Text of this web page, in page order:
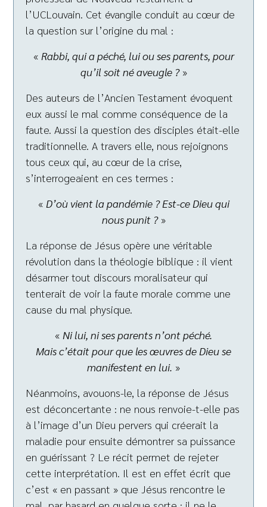
l’UCLouvain. Cet évangile conduit au cœur de
la question sur l’origine du mal :
« Rabbi, qui a péché, lui ou ses parents, pour
qu’il soit né aveugle ?»
Des auteurs de l’Ancien Testament évoquent
eux aussi le mal comme conséquence de la
faute. Aussi la question des disciples était-elle
traditionnelle. A travers elle, nous rejoignons
tous ceux qui, au cœur de la crise,
s’interrogeaient en ces termes :
« D’où vient la pandémie ? Est-ce Dieu qui
nous punit ?»
La réponse de Jésus opère une véritable
révolution dans la théologie biblique : il vient
désarmer tout discours moralisateur qui
tenterait de voir la faute morale comme une
cause du mal physique.
« Ni lui, ni ses parents n’ont péché.
Mais c’était pour que les œuvres de Dieu se
manifestent en lui. »
Néanmoins, avouons-le, la réponse de Jésus
est déconcertante : ne nous renvoie-t-elle pas
à l’image d’un Dieu pervers qui créerait la
maladie pour ensuite démontrer sa puissance
en guérissant ? Le récit permet de rejeter
cette interprétation. Il est en effet écrit que
c’est « en passant » que Jésus rencontre le